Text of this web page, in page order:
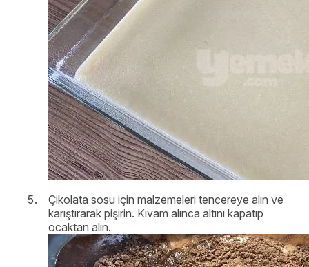
Çikolata sosu için malzemeleri tencereye alın ve
karıştırarak pişirin. Kıvam alınca altını kapatıp
ocaktan alın.